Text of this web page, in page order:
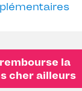
la
cher ailleurs